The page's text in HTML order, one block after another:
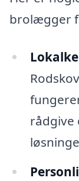
brolægger
rådgive